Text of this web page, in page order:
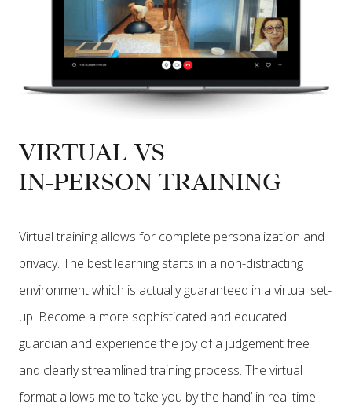
VIRTUAL VS
IN-PERSON TRAINING
Virtual training allows for complete personalization and
privacy. The best learning starts in a non-distracting
environment which is actually guaranteed in a virtual set-
up. Become a more sophisticated and educated
guardian and experience the joy of a judgement free
and clearly streamlined training process. The virtual
format allows me to ‘take you by the hand’ in real time